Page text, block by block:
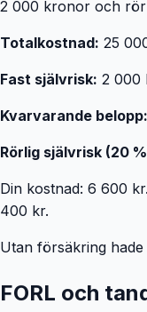
2 000 kronor och
Totalkostnad: 25
Fast självrisk: 2 000
Kvarvarande belopp:
Rörlig självrisk (20
Din kostnad: 6 600
400 kr.
Utan försäkring
FORL och